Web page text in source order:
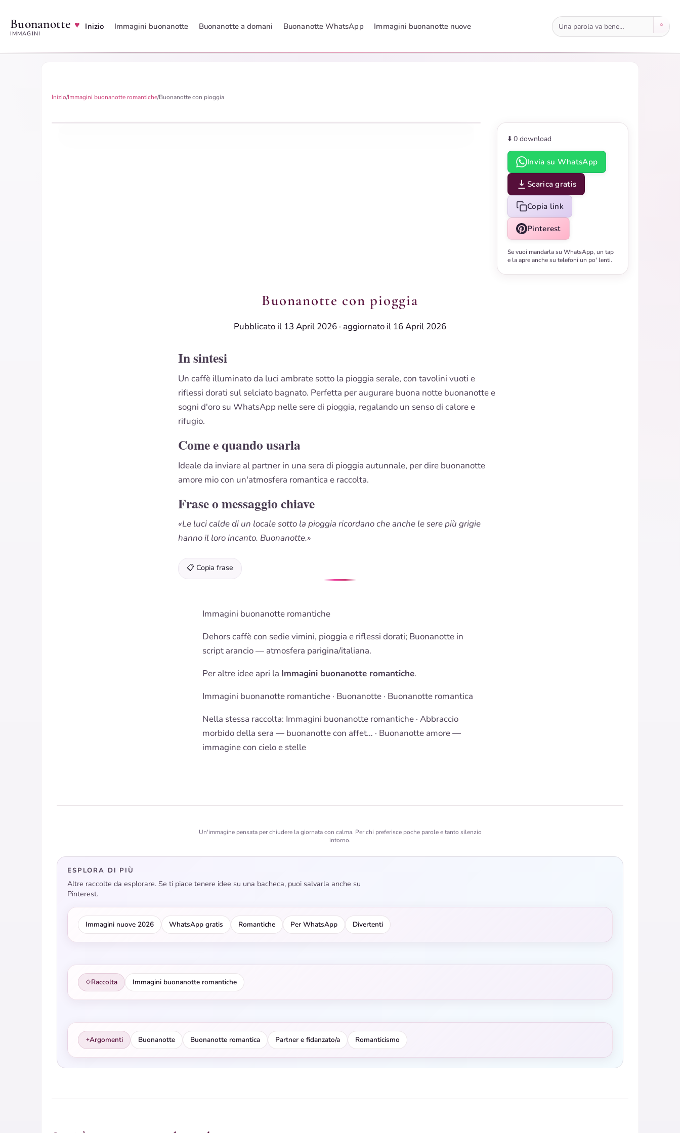
Buonanotte ♥
IMMAGINI
Inizio Immagini buonanotte Buonanotte a domani Buonanotte WhatsApp Immagini buonanotte nuove Cerca immagini
Inizio/Immagini buonanotte romantiche/Buonanotte con pioggia
⬇️ 0 download
Invia su WhatsApp
Scarica gratis
Copia link
Pinterest
Se vuoi mandarla su WhatsApp, un tap
e la apre anche su telefoni un po' lenti.
Buonanotte con pioggia
Pubblicato il 13 April 2026 · aggiornato il 16 April 2026
In sintesi
Un caffè illuminato da luci ambrate sotto la pioggia serale, con tavolini vuoti e
riflessi dorati sul selciato bagnato. Perfetta per augurare buona notte buonanotte e
sogni d'oro su WhatsApp nelle sere di pioggia, regalando un senso di calore e
rifugio.
Come e quando usarla
Ideale da inviare al partner in una sera di pioggia autunnale, per dire buonanotte
amore mio con un'atmosfera romantica e raccolta.
Frase o messaggio chiave
«Le luci calde di un locale sotto la pioggia ricordano che anche le sere più grigie
hanno il loro incanto. Buonanotte.»
📋 Copia frase
Immagini buonanotte romantiche
Dehors caffè con sedie vimini, pioggia e riflessi dorati; Buonanotte in
script arancio — atmosfera parigina/italiana.
Per altre idee apri la Immagini buonanotte romantiche.
Immagini buonanotte romantiche · Buonanotte · Buonanotte romantica
Nella stessa raccolta: Immagini buonanotte romantiche · Abbraccio
morbido della sera — buonanotte con affet… · Buonanotte amore —
immagine con cielo e stelle
Un'immagine pensata per chiudere la giornata con calma. Per chi preferisce poche parole e tanto silenzio
intorno.
ESPLORA DI PIÙ
Altre raccolte da esplorare. Se ti piace tenere idee su una bacheca, puoi salvarla anche su
Pinterest.
Immagini nuove 2026 WhatsApp gratis Romantiche Per WhatsApp Divertenti
◇Raccolta Immagini buonanotte romantiche
✦Argomenti Buonanotte Buonanotte romantica Partner e fidanzato/a Romanticismo